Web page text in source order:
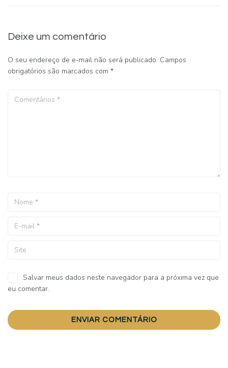
Deixe um comentário
O seu endereço de e-mail não será publicado. Campos
obrigatórios são marcados com *
Salvar meus dados neste navegador para a próxima vez que
eu comentar.